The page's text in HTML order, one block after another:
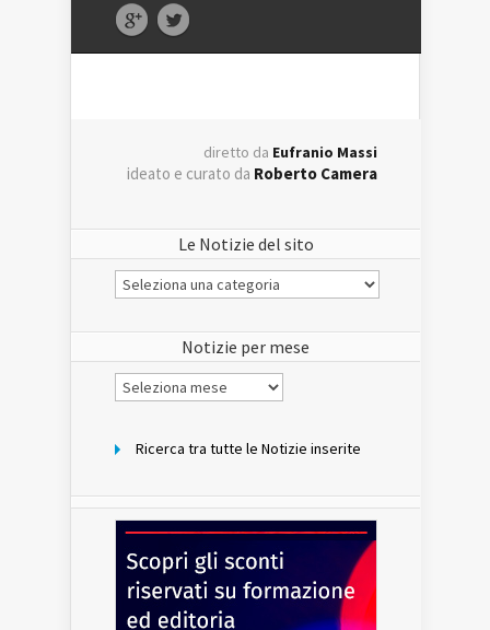
diretto da Eufranio Massi
ideato e curato da Roberto Camera
Le Notizie del sito
Le
Notizie
Notizie per mese
Notizie
per
Ricerca tra tutte le Notizie inserite